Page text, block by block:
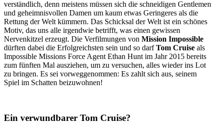
verständlich, denn meistens müssen sich die schneidigen Gentlemen
und geheimnisvollen Damen um kaum etwas Geringeres als die
Rettung der Welt kümmern. Das Schicksal der Welt ist ein schönes
Motiv, das uns alle irgendwie betrifft, was einen gewissen
Nervenkitzel erzeugt. Die Verfilmungen von Mission Impossible
dürften dabei die Erfolgreichsten sein und so darfTom Cruise als
Impossible Missions Force Agent Ethan Hunt im Jahr 2015 bereits
zum fünften Mal ausziehen, um zu versuchen, alles wieder ins Lot
zu bringen. Es sei vorweggenommen: Es zahlt sich aus, seinem
Spiel im Schatten beizuwohnen!
Ein verwundbarer Tom Cruise?